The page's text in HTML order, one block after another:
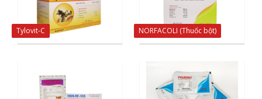
Tylovit-C NORFACOLI (Thuốc bột)